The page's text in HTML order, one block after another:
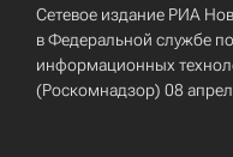
Сетевое издание РИА
в Федеральной службе
информационных
(Роскомнадзор) 08